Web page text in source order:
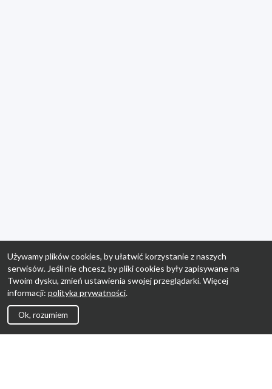
Używamy plików cookies, by ułatwić korzystanie z naszych
serwisów. Jeśli nie chcesz, by pliki cookies były zapisywane na
Twoim dysku, zmień ustawienia swojej przeglądarki. Więcej
informacji: polityka prywatności.
Ok, rozumiem